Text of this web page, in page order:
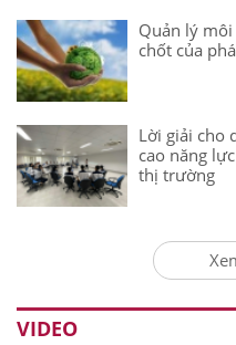
Quản lý
chốt của
Lời giải cho
cao năng
thị trường
VIDEO